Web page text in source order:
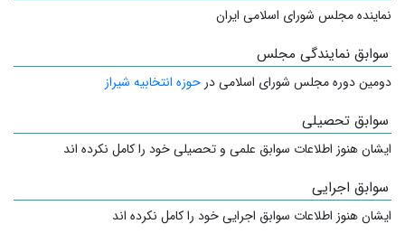
نماینده مجلس شورای اسلامی ایران
سوابق نمایندگی مجلس
دومین دوره مجلس شورای اسلامی در حوزه انتخابیه شیراز
سوابق تحصیلی
ایشان هنوز اطلاعات سوابق علمی و تحصیلی خود را کامل نکرده اند
سوابق اجرایی
ایشان هنوز اطلاعات سوابق اجرایی خود را کامل نکرده اند